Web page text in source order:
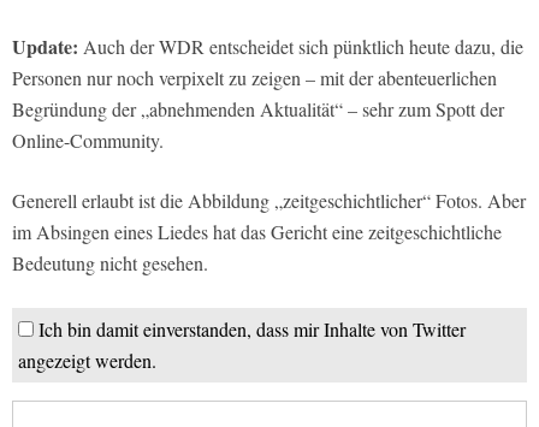
Update: Auch der WDR entscheidet sich pünktlich heute dazu, die
Personen nur noch verpixelt zu zeigen – mit der abenteuerlichen
Begründung der „abnehmenden Aktualität“ – sehr zum Spott der
Online-Community.
Generell erlaubt ist die Abbildung „zeitgeschichtlicher“ Fotos. Aber
im Absingen eines Liedes hat das Gericht eine zeitgeschichtliche
Bedeutung nicht gesehen.
Ich bin damit einverstanden, dass mir Inhalte von Twitter
angezeigt werden.